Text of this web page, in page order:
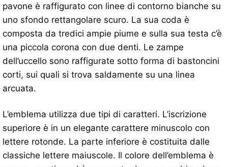
pavone è raffigurato con linee di contorno bianche su
uno sfondo rettangolare scuro. La sua coda è
composta da tredici ampie piume e sulla sua testa c’è
una piccola corona con due denti. Le zampe
dell’uccello sono raffigurate sotto forma di bastoncini
corti, sui quali si trova saldamente su una linea
arcuata.
L’emblema utilizza due tipi di caratteri. L’iscrizione
superiore è in un elegante carattere minuscolo con
lettere rotonde. La parte inferiore è costituita dalle
classiche lettere maiuscole. Il colore dell’emblema è